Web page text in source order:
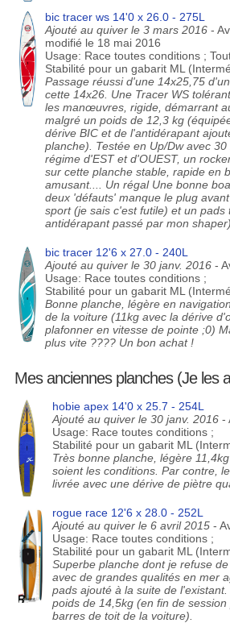
bic tracer ws 14'0 x 26.0 - 275L
Ajouté au quiver le 3 mars 2016 -
modifié le 18 mai 2016
Usage: Race toutes conditions ;
Stabilité pour un gabarit ML
Passage réussi d'une 14x25,75
cette 14x26. Une Tracer WS
les manœuvres, rigide, démarrant
malgré un poids de 12,3 kg
dérive BIC et de l'antidérapant
planche). Testée en Up/Dw avec
régime d'EST et d'OUEST, un
sur cette planche stable, rapide en
amusant.... Un régal Une bonne
deux 'défauts' manque le plug
sport (je sais c'est futile) et un pads
antidérapant passé par mon shaper)
bic tracer 12'6 x 27.0 - 240L
Ajouté au quiver le 30 janv. 2016 -
Usage: Race toutes conditions ;
Stabilité pour un gabarit ML
Bonne planche, légère en
de la voiture (11kg avec la dérive
plafonner en vitesse de pointe ;0)
plus vite ???? Un bon achat !
Mes anciennes planches (Je les
hobie apex 14'0 x 25.7 - 254L
Ajouté au quiver le 30 janv. 2016 -
Usage: Race toutes conditions ;
Stabilité pour un gabarit ML
Très bonne planche, légère
soient les conditions. Par contre,
livrée avec une dérive de piètre
rogue race 12'6 x 28.0 - 252L
Ajouté au quiver le 6 avril 2015 -
Usage: Race toutes conditions ;
Stabilité pour un gabarit ML
Superbe planche dont je refuse
avec de grandes qualités en mer
pads ajouté à la suite de
poids de 14,5kg (en fin de
barres de toit de la voiture).